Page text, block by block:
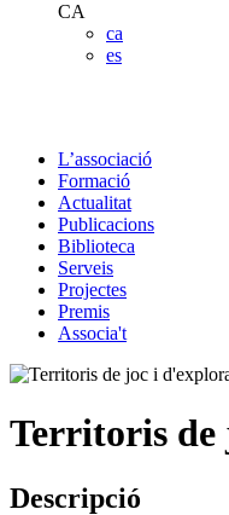
CA
ca
es
L’associació
Formació
Actualitat
Publicacions
Biblioteca
Serveis
Projectes
Premis
Associa't
Territoris de
Descripció